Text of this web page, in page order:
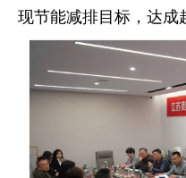
现节能减排目标，达成